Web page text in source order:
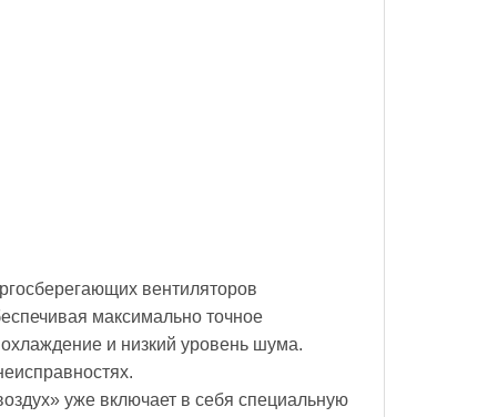
вентиляторов
максимально точное
и низкий уровень шума.
уже включает в себя специальную